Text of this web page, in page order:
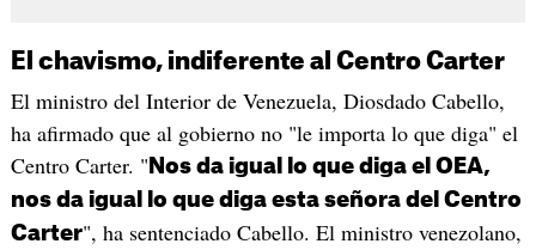
El chavismo, indiferente al Centro Carter
El ministro del Interior de Venezuela, Diosdado Cabello,
ha afirmado que al gobierno no "le importa lo que diga" el
Centro Carter. " Nos da igual lo que diga el OEA,
nos da igual lo que diga esta señora del Centro
Carter", ha sentenciado Cabello. El ministro venezolano,